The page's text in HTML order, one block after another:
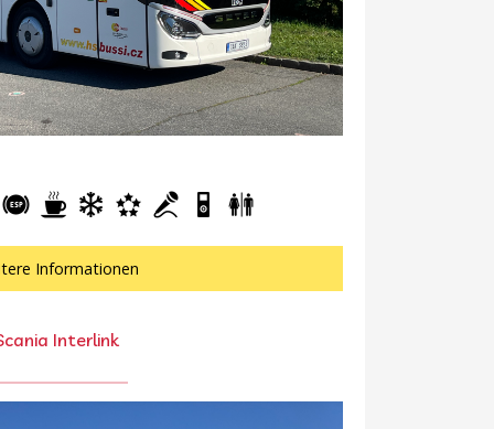
Informationen
Interlink